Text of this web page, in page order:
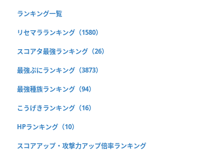
ランキング一覧
リセマラランキング（1580）
スコアタ最強ランキング（26）
最強ぷにランキング（3873）
最強種族ランキング（94）
こうげきランキング（16）
HPランキング（10）
スコアアップ・攻撃力アップ倍率ランキング